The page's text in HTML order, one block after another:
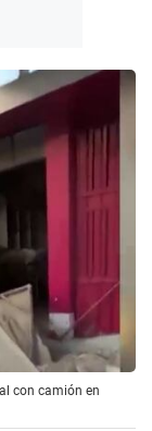
con camión en